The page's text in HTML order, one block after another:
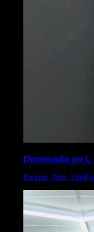
Dominada en
Biceps ∙ Abs ∙